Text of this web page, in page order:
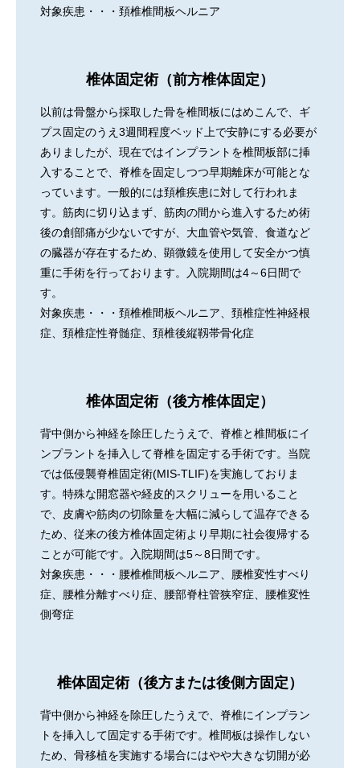
対象疾患・・・頚椎椎間板ヘルニア
椎体固定術（前方椎体固定）
以前は骨盤から採取した骨を椎間板にはめこんで、ギ
プス固定のうえ3週間程度ベッド上で安静にする必要が
ありましたが、現在ではインプラントを椎間板部に挿
入することで、脊椎を固定しつつ早期離床が可能とな
っています。一般的には頚椎疾患に対して行われま
す。筋肉に切り込まず、筋肉の間から進入するため術
後の創部痛が少ないですが、大血管や気管、食道など
の臓器が存在するため、顕微鏡を使用して安全かつ慎
重に手術を行っております。入院期間は4～6日間で
す。
対象疾患・・・頚椎椎間板ヘルニア、頚椎症性神経根
症、頚椎症性脊髄症、頚椎後縦靱帯骨化症
椎体固定術（後方椎体固定）
背中側から神経を除圧したうえで、脊椎と椎間板にイ
ンプラントを挿入して脊椎を固定する手術です。当院
では低侵襲脊椎固定術(MIS-TLIF)を実施しておりま
す。特殊な開窓器や経皮的スクリューを用いること
で、皮膚や筋肉の切除量を大幅に減らして温存できる
ため、従来の後方椎体固定術より早期に社会復帰する
ことが可能です。入院期間は5～8日間です。
対象疾患・・・腰椎椎間板ヘルニア、腰椎変性すべり
症、腰椎分離すべり症、腰部脊柱管狭窄症、腰椎変性
側弯症
椎体固定術（後方または後側方固定）
背中側から神経を除圧したうえで、脊椎にインプラン
トを挿入して固定する手術です。椎間板は操作しない
ため、骨移植を実施する場合にはやや大きな切開が必